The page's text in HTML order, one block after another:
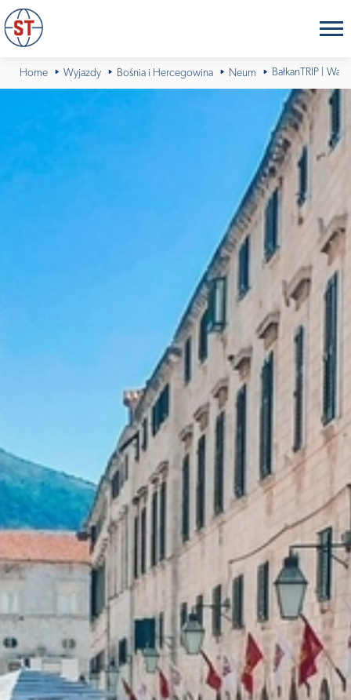
Home Wyjazdy Bośnia i Hercegowina Neum BałkanTRIP |